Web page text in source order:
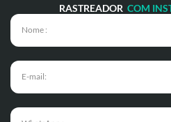
RASTREADOR COM